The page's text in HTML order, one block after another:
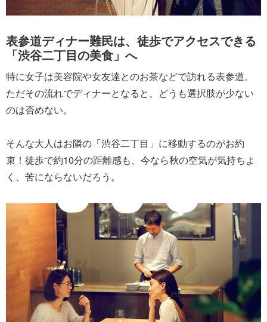
表参道ディナー難民は、徒歩でアクセスできる
「渋谷二丁目の美食」へ
特に女子は美容院や女友達とのお茶などで訪れる表参道。
ただその流れでディナーとなると、どうも選択肢が少ない
のは否めない。
そんな大人はお隣の「渋谷二丁目」に移動するのがお約
束！徒歩で約10分の距離感も、今なら秋の空気が気持ちよ
く、苦にならないだろう。